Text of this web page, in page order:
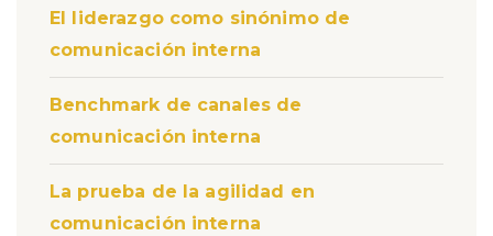
El liderazgo como sinónimo de
comunicación interna
Benchmark de canales de
comunicación interna
La prueba de la agilidad en
comunicación interna